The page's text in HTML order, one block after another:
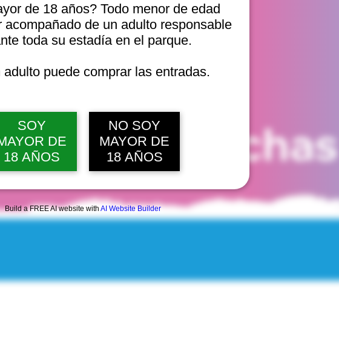
de 18 años? Todo menor de edad
acompañado de un adulto responsable
toda su estadía en el parque.
adulto puede comprar las entradas.
SOY
DE
18 AÑOS
NO SOY
MAYOR DE
18 AÑOS
Build a FREE AI website with AI Website Builder
del
mié, 12 ago, 10:00 a. m.
Ver 20 fechas